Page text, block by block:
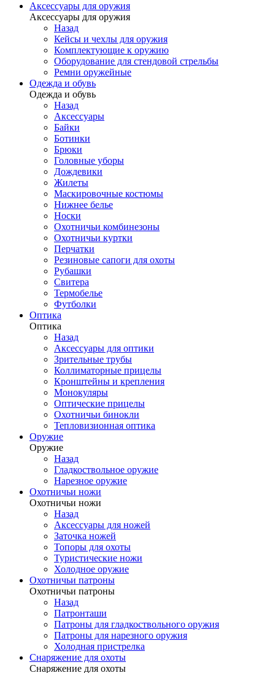
Аксессуары для оружия
Аксессуары для оружия
Назад
Кейсы и чехлы для оружия
Комплектующие к оружию
Оборудование для стендовой стрельбы
Ремни оружейные
Одежда и обувь
Одежда и обувь
Назад
Аксессуары
Байки
Ботинки
Брюки
Головные уборы
Дождевики
Жилеты
Маскировочные костюмы
Нижнее белье
Носки
Охотничьи комбинезоны
Охотничьи куртки
Перчатки
Резиновые сапоги для охоты
Рубашки
Свитера
Термобелье
Футболки
Оптика
Оптика
Назад
Аксессуары для оптики
Зрительные трубы
Коллиматорные прицелы
Кронштейны и крепления
Монокуляры
Оптические прицелы
Охотничьи бинокли
Тепловизионная оптика
Оружие
Оружие
Назад
Гладкоствольное оружие
Нарезное оружие
Охотничьи ножи
Охотничьи ножи
Назад
Аксессуары для ножей
Заточка ножей
Топоры для охоты
Туристические ножи
Холодное оружие
Охотничьи патроны
Охотничьи патроны
Назад
Патронташи
Патроны для гладкоствольного оружия
Патроны для нарезного оружия
Холодная пристрелка
Снаряжение для охоты
Снаряжение для охоты